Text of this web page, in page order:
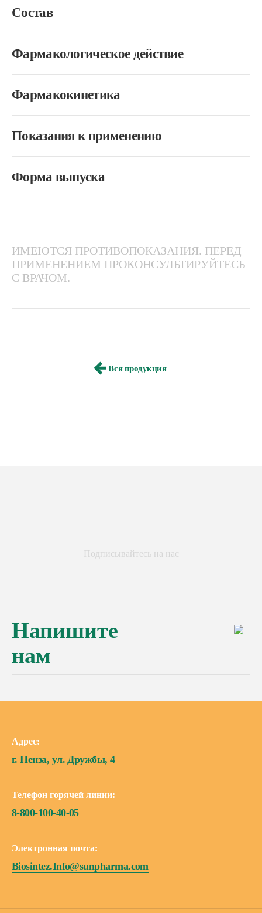
Состав
Фармакологическое действие
Фармакокинетика
Показания к применению
Форма выпуска
ИМЕЮТСЯ ПРОТИВОПОКАЗАНИЯ. ПЕРЕД
ПРИМЕНЕНИЕМ ПРОКОНСУЛЬТИРУЙТЕСЬ
С ВРАЧОМ.
Вся продукция
Подписывайтесь на нас
Напишите
нам
Адрес:
г. Пенза, ул. Дружбы, 4
Телефон горячей линии:
8-800-100-40-05
Электронная почта:
Biosintez.Info@sunpharma.com